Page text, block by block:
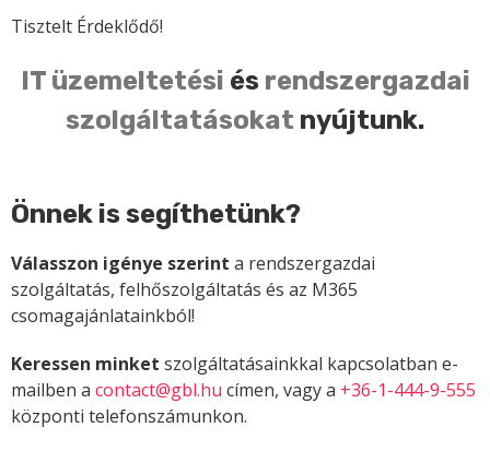
Tisztelt Érdeklődő!
IT üzemeltetési és rendszergazdai
szolgáltatásokat nyújtunk.
Önnek is segíthetünk?
Válasszon igénye szerint a rendszergazdai
szolgáltatás, felhőszolgáltatás és az M365
csomagajánlatainkból!
Keressen minket szolgáltatásainkkal kapcsolatban e-
mailben a contact@gbl.hu címen, vagy a +36-1-444-9-555
központi telefonszámunkon.